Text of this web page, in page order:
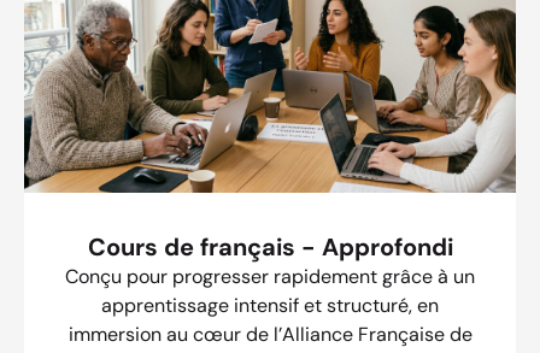
Cours de français - Approfondi
Conçu pour progresser rapidement grâce à un
apprentissage intensif et structuré, en
immersion au cœur de l’Alliance Française de